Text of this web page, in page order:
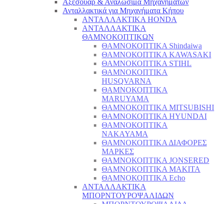
Αξεσουάρ & Αναλώσιμα Μηχανημάτων
Ανταλλακτικά για Μηχανήματα Κήπου
ΑΝΤΑΛΛΑΚΤΙΚΑ HONDA
ΑΝΤΑΛΛΑΚΤΙΚΑ
ΘΑΜΝΟΚΟΠΤΙΚΩΝ
ΘΑΜΝΟΚΟΠΤΙΚΑ Shindaiwa
ΘΑΜΝΟΚΟΠΤΙΚΑ KAWASAKI
ΘΑΜΝΟΚΟΠΤΙΚΑ STIHL
ΘΑΜΝΟΚΟΠΤΙΚΑ
HUSQVARNA
ΘΑΜΝΟΚΟΠΤΙΚΑ
MARUYAMA
ΘΑΜΝΟΚΟΠΤΙΚΑ MITSUBISHI
ΘΑΜΝΟΚΟΠΤΙΚΑ HYUNDAI
ΘΑΜΝΟΚΟΠΤΙΚΑ
NAKAYAMA
ΘΑΜΝΟΚΟΠΤΙΚΑ ΔΙΑΦΟΡΕΣ
ΜΑΡΚΕΣ
ΘΑΜΝΟΚΟΠΤΙΚΑ JONSERED
ΘΑΜΝΟΚΟΠΤΙΚΑ MAKITA
ΘΑΜΝΟΚΟΠΤΙΚΑ Echo
ΑΝΤΑΛΛΑΚΤΙΚΑ
ΜΠΟΡΝΤΟΥΡΟΨΑΛΙΔΩΝ